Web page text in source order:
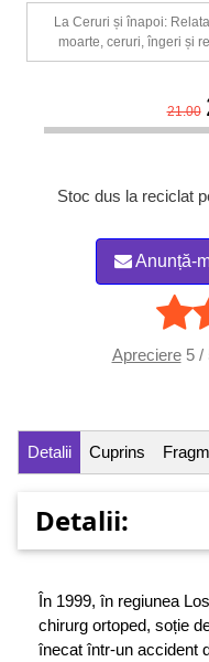
La Ceruri și înapoi:
moarte, ceruri, îngeri și
21.00
Stoc dus la reciclat
Anunță-
Apreciere5 /
Detalii Cuprins
Detalii:
În 1999, în regiunea
chirurg ortoped, soție
înecat într-un accident